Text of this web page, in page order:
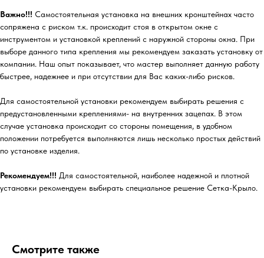
Важно!!! Самостоятельная установка на внешних кронштейнах часто
сопряжена с риском т.к. происходит стоя в открытом окне с
инструментом и установкой креплений с наружной стороны окна. При
выборе данного типа крепления мы рекомендуем заказать установку от
компании. Наш опыт показывает, что мастер выполняет данную работу
быстрее, надежнее и при отсутствии для Вас каких-либо рисков.
Для самостоятельной установки рекомендуем выбирать решения с
предустановленными креплениями- на внутренних зацепах. В этом
случае установка происходит со стороны помещения, в удобном
положении потребуется выполняются лишь несколько простых действий
по установке изделия.
Рекомендуем!!! Для самостоятельной, наиболее надежной и плотной
установки рекомендуем выбирать специальное решение Сетка-Крыло.
Смотрите также